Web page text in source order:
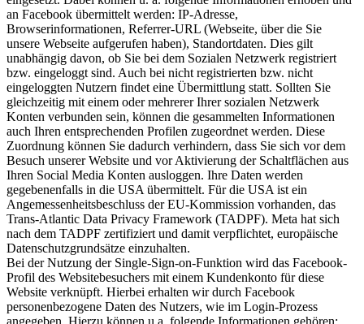
an Facebook übermittelt werden: IP-Adresse,
Browserinformationen, Referrer-URL (Webseite, über die Sie
unsere Webseite aufgerufen haben), Standortdaten. Dies gilt
unabhängig davon, ob Sie bei dem Sozialen Netzwerk registriert
bzw. eingeloggt sind. Auch bei nicht registrierten bzw. nicht
eingeloggten Nutzern findet eine Übermittlung statt. Sollten Sie
gleichzeitig mit einem oder mehrerer Ihrer sozialen Netzwerk
Konten verbunden sein, können die gesammelten Informationen
auch Ihren entsprechenden Profilen zugeordnet werden. Diese
Zuordnung können Sie dadurch verhindern, dass Sie sich vor dem
Besuch unserer Website und vor Aktivierung der Schaltflächen aus
Ihren Social Media Konten ausloggen. Ihre Daten werden
gegebenenfalls in die USA übermittelt. Für die USA ist ein
Angemessenheitsbeschluss der EU-Kommission vorhanden, das
Trans-Atlantic Data Privacy Framework (TADPF). Meta hat sich
nach dem TADPF zertifiziert und damit verpflichtet, europäische
Datenschutzgrundsätze einzuhalten.
Bei der Nutzung der Single-Sign-on-Funktion wird das Facebook-
Profil des Websitebesuchers mit einem Kundenkonto für diese
Website verknüpft. Hierbei erhalten wir durch Facebook
personenbezogene Daten des Nutzers, wie im Login-Prozess
angegeben. Hierzu können u.a. folgende Informationen gehören: